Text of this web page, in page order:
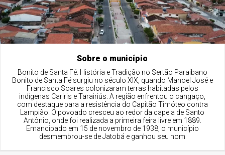
Sobre o município
Bonito de Santa Fé: História e Tradição no Sertão Paraibano
Bonito de Santa Fé surgiu no século XIX, quando Manoel José e
Francisco Soares colonizaram terras habitadas pelos
indígenas Cariris e Tarairiús. A região enfrentou o cangaço,
com destaque para a resistência do Capitão Timóteo contra
Lampião. O povoado cresceu ao redor da capela de Santo
Antônio, onde foi realizada a primeira feira livre em 1889.
Emancipado em 15 de novembro de 1938, o município
desmembrou-se de Jatobá e ganhou seu nom